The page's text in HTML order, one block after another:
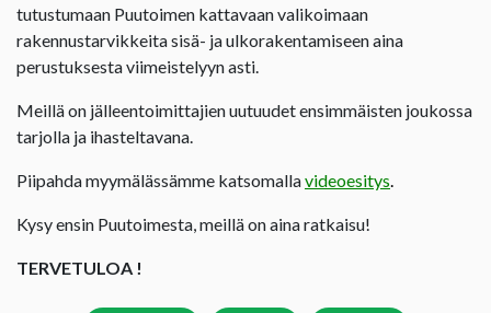
tutustumaan Puutoimen kattavaan valikoimaan
rakennustarvikkeita sisä- ja ulkorakentamiseen aina
perustuksesta viimeistelyyn asti.
Meillä on jälleentoimittajien uutuudet ensimmäisten joukossa
tarjolla ja ihasteltavana.
Piipahda myymälässämme katsomallavideoesitys.
Kysy ensin Puutoimesta, meillä on aina ratkaisu!
TERVETULOA !